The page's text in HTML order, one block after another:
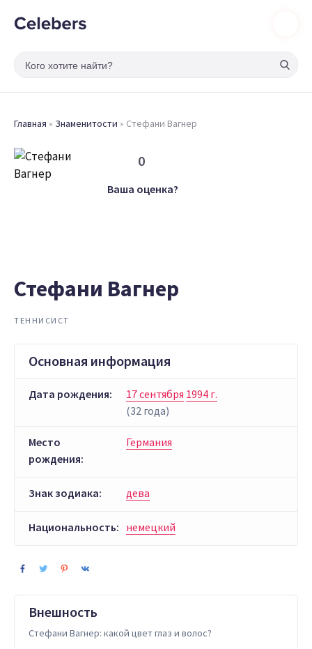
Главная » Знаменитости » Стефани Вагнер
0
Ваша оценка?
Стефани Вагнер
ТЕННИСИСТ
Основная информация
Дата рождения: 17 сентября 1994 г.
(32 года)
Место
рождения:
Германия
Знак зодиака: дева
Национальность: немецкий
Внешность
Стефани Вагнер: какой цвет глаз и волос?